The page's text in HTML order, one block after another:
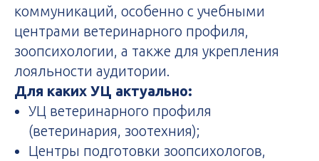
коммуникаций, особенно с учебными
центрами ветеринарного профиля,
зоопсихологии, а также для укрепления
лояльности аудитории.
Для каких УЦ актуально:
УЦ ветеринарного профиля
(ветеринария, зоотехния);
Центры подготовки зоопсихологов,